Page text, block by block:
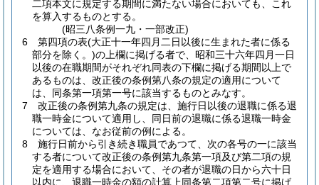
二項本文に規定する期間に満たない場合においても、これ
を算入するものとする。
(昭三八条例一九・一部改正)
6
第四項の表(大正十一年四月二日以後に生まれた者に係る
部分を除く。)の上欄に掲げる者で、昭和三十六年四月一日
以後の在職期間がそれぞれ同表の下欄に掲げる期間以上で
あるものは、改正後の条例第八条の規定の適用について
は、同条第一項第一号に該当するものとみなす。
7
改正後の条例第九条の規定は、施行日以後の退職に係る退
職一時金について適用し、同日前の退職に係る退職一時金
については、なお従前の例による。
8
施行日前から引き続き職員であつて、次の各号の一に該当
する者について改正後の条例第九条第一項及び第二項の規
定を適用する場合において、その者が退職の日から六十日
以内に、退職一時金の額の計算上同条第二項第二号に掲げ